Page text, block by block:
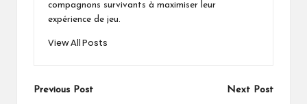
compagnons survivants à maximiser leur
expérience de jeu.
View All Posts
Post
Previous Post Next Post